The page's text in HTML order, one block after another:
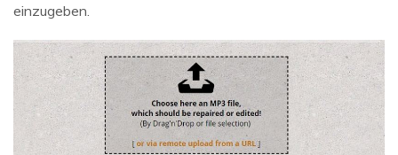
einzugeben.